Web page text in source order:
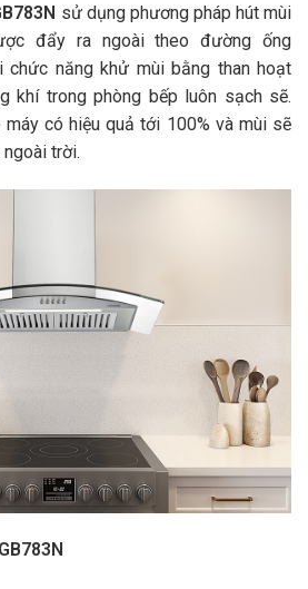
sử dụng phương pháp hút mùi
đẩy ra ngoài theo đường ống
chức năng khử mùi bằng than hoạt
khí trong phòng bếp luôn sạch sẽ.
có hiệu quả tới 100% và mùi sẽ
trời.